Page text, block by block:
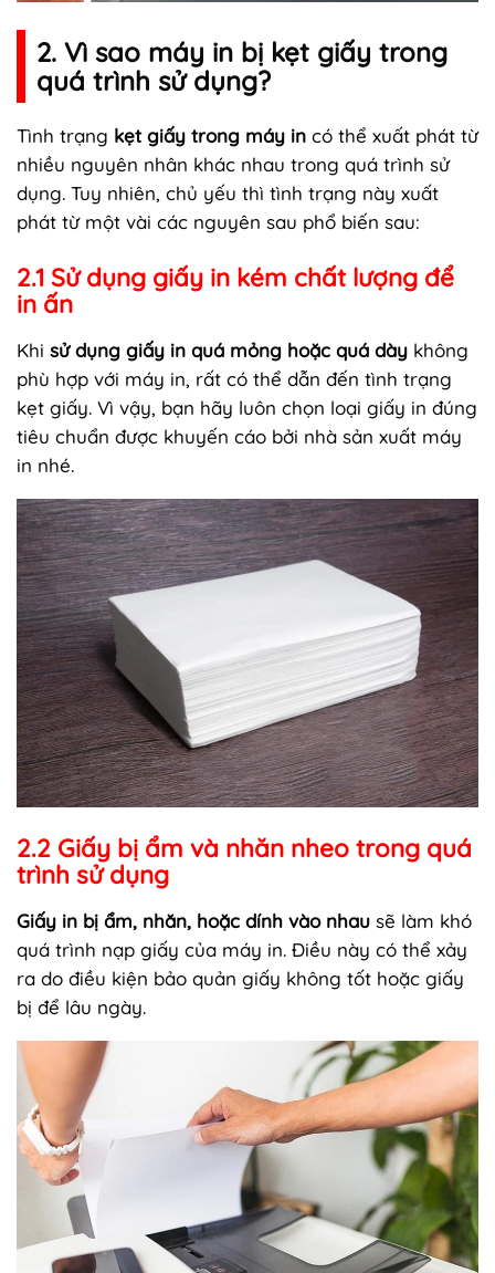
2. Vì sao máy in bị kẹt giấy trong
quá trình sử dụng?
Tình trạng kẹt giấy trong máy in có thể xuất phát từ
nhiều nguyên nhân khác nhau trong quá trình sử
dụng. Tuy nhiên, chủ yếu thì tình trạng này xuất
phát từ một vài các nguyên sau phổ biến sau:
2.1 Sử dụng giấy in kém chất lượng để
in ấn
Khi sử dụng giấy in quá mỏng hoặc quá dày không
phù hợp với máy in, rất có thể dẫn đến tình trạng
kẹt giấy. Vì vậy, bạn hãy luôn chọn loại giấy in đúng
tiêu chuẩn được khuyến cáo bởi nhà sản xuất máy
in nhé.
2.2 Giấy bị ẩm và nhăn nheo trong quá
trình sử dụng
Giấy in bị ẩm, nhăn, hoặc dính vào nhau sẽ làm khó
quá trình nạp giấy của máy in. Điều này có thể xảy
ra do điều kiện bảo quản giấy không tốt hoặc giấy
bị để lâu ngày.